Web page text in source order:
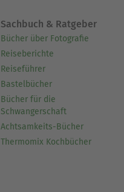
Sachbuch & Ratgeber
Bücher über Fotografie
Reiseberichte
Reiseführer
Bastelbücher
Bücher für die
Schwangerschaft
Achtsamkeits-Bücher
Thermomix Kochbücher